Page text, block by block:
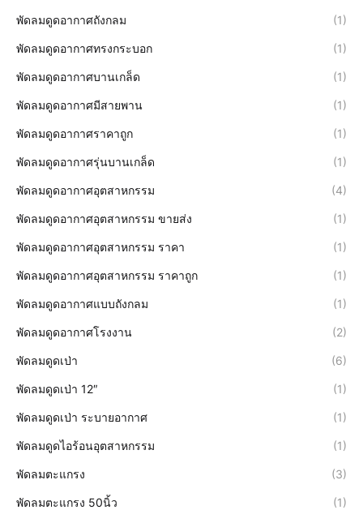
พัดลมดูดอากาศถังกลม (1)
พัดลมดูดอากาศทรงกระบอก (1)
พัดลมดูดอากาศบานเกล็ด (1)
พัดลมดูดอากาศมีสายพาน (1)
พัดลมดูดอากาศราคาถูก (1)
พัดลมดูดอากาศรุ่นบานเกล็ด (1)
พัดลมดูดอากาศอุตสาหกรรม (4)
พัดลมดูดอากาศอุตสาหกรรม ขายส่ง (1)
พัดลมดูดอากาศอุตสาหกรรม ราคา (1)
พัดลมดูดอากาศอุตสาหกรรม ราคาถูก (1)
พัดลมดูดอากาศแบบถังกลม (1)
พัดลมดูดอากาศโรงงาน (2)
พัดลมดูดเป่า (6)
พัดลมดูดเป่า 12″ (1)
พัดลมดูดเป่า ระบายอากาศ (1)
พัดลมดูดไอร้อนอุตสาหกรรม (1)
พัดลมตะแกรง (3)
พัดลมตะแกรง 50นิ้ว (1)